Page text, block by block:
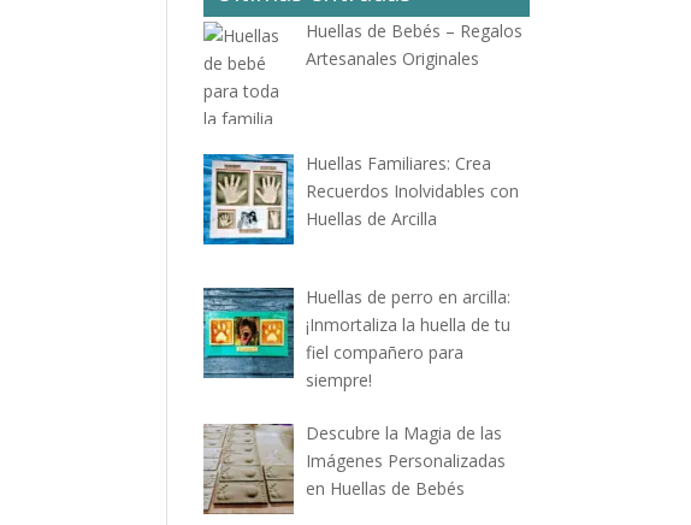
Huellas de Bebés – Regalos
Artesanales Originales
Huellas Familiares: Crea
Recuerdos Inolvidables con
Huellas de Arcilla
Huellas de perro en arcilla:
¡Inmortaliza la huella de tu
fiel compañero para
siempre!
Descubre la Magia de las
Imágenes Personalizadas
en Huellas de Bebés